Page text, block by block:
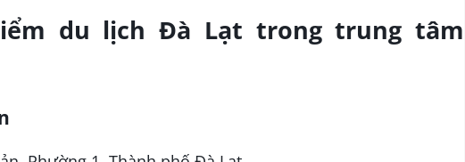
du lịch Đà Lạt trong trung tâm